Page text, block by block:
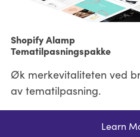
Shopify Alamp
Tematilpasningspakke
Øk merkevitaliteten ved
av tematilpasning.
Learn